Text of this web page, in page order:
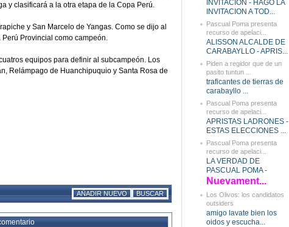
y clasificará a la otra etapa de la Copa Perú.
y San Marcelo de Yangas. Como se dijo al
Provincial como campeón.
equipos para definir al subcampeón. Los
Relámpago de Huanchipuquio y Santa Rosa de
AÑADIR NUEVO BUSCAR
INVITACION - HAGO LA
INVITACION A TOD...
Pascual Poma presenta
recurso de apelaci...
ALISSON ALCALDE DE
CARABAYLLO - APRIS...
Piden a regidor que de un
pasito tuntun ...
traficantes de tierras de
carabayllo ...
Pascual Poma presenta
recurso de apelaci...
APRISTAS LADRONES -
ESTAS ELECCIONES ...
Pascual Poma presenta
recurso de apelaci...
LA VERDAD DE
PASCUAL POMA -
Nuevament...
Los Olivos: los candidatos
outsiders
amigo lavate bien los
oidos y escucha...